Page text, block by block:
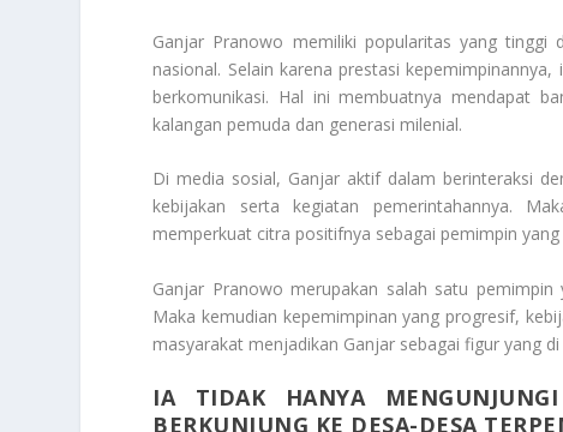
Ganjar Pranowo memiliki popularitas yang
nasional. Selain karena prestasi
berkomunikasi. Hal ini membuatnya mendapat
kalangan pemuda dan generasi milenial.
Di media sosial, Ganjar aktif dalam berinteraksi
kebijakan serta kegiatan pemerintahannya.
memperkuat citra positifnya sebagai pemimpin
Ganjar Pranowo merupakan salah satu
Maka kemudian kepemimpinan yang progresif,
masyarakat menjadikan Ganjar sebagai figur yang
IA TIDAK HANYA
BERKUNJUNG KE DESA-DESA